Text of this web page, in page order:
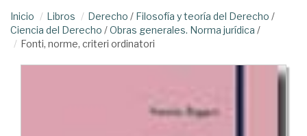
Inicio Libros Derecho / Filosofía y teoría del Derecho /
Ciencia del Derecho /Obras generales. Norma jurídica /
Fonti, norme, criteri ordinatori